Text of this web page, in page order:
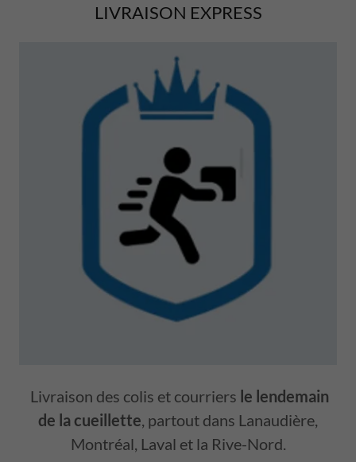
LIVRAISON EXPRESS
Livraison des colis et courriers le lendemain
de la cueillette, partout dans Lanaudière,
Montréal, Laval et la Rive-Nord.